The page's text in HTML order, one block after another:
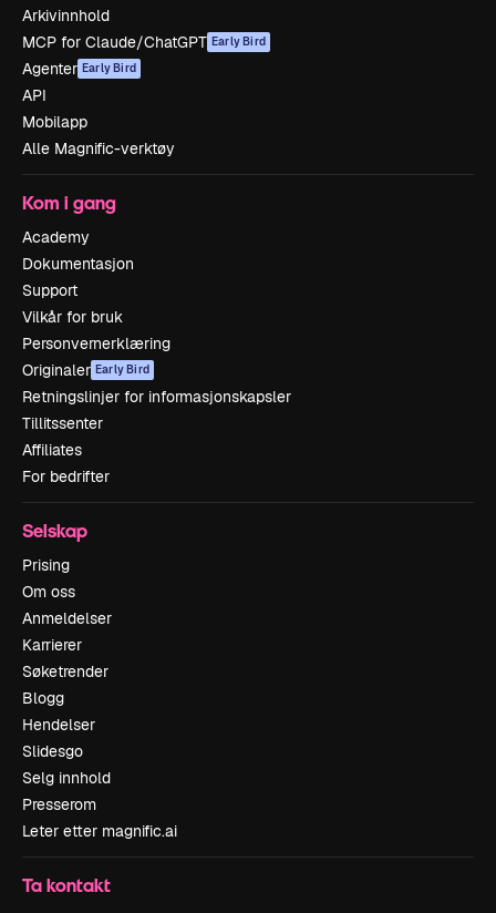
Arkivinnhold
MCP for Claude/ChatGPT Early Bird
Agenter Early Bird
API
Mobilapp
Alle Magnific-verktøy
Kom i gang
Academy
Dokumentasjon
Support
Vilkår for bruk
Personvernerklæring
Originaler Early Bird
Retningslinjer for informasjonskapsler
Tillitssenter
Affiliates
For bedrifter
Selskap
Prising
Om oss
Anmeldelser
Karrierer
Søketrender
Blogg
Hendelser
Slidesgo
Selg innhold
Presserom
Leter etter magnific.ai
Ta kontakt